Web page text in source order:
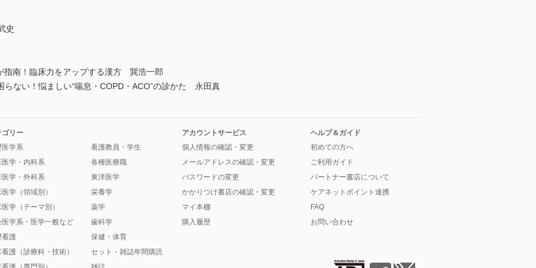
史
南！臨床力をアップする漢方 巽浩一郎
ない！悩ましい“喘息・COPD・ACO”の診かた 永田真
ゴリー
医学系
医学・内科系
医学・外科系
学（領域別）
学（テーマ別）
医学系・医学一般など
看護
護（診療科・技術）
看護教員・学生
各種医療職
東洋医学
栄養学
薬学
歯科学
保健・体育
セット・雑誌年間購読
アカウントサービス
個人情報の確認・変更
メールアドレスの確認・変更
パスワードの変更
かかりつけ書店の確認・変更
マイ本棚
購入履歴
ヘルプ＆ガイド
初めての方へ
ご利用ガイド
パートナー書店について
ケアネットポイント連携
FAQ
お問い合わせ